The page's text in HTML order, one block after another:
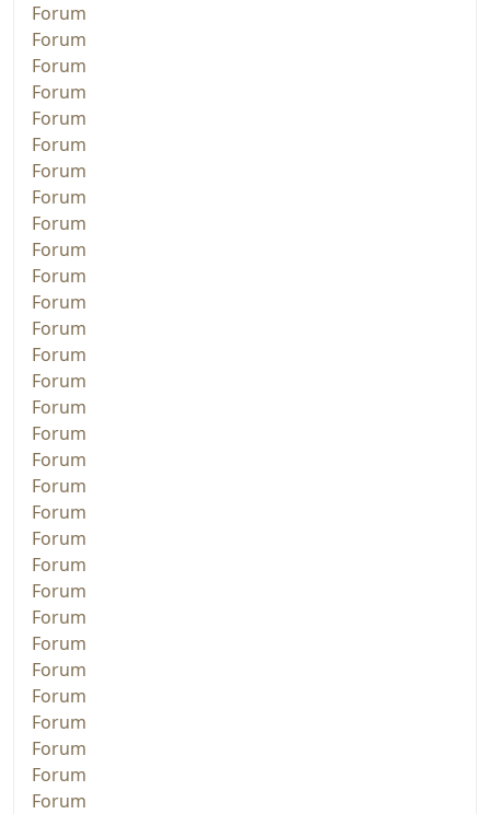
Forum
Forum
Forum
Forum
Forum
Forum
Forum
Forum
Forum
Forum
Forum
Forum
Forum
Forum
Forum
Forum
Forum
Forum
Forum
Forum
Forum
Forum
Forum
Forum
Forum
Forum
Forum
Forum
Forum
Forum
Forum